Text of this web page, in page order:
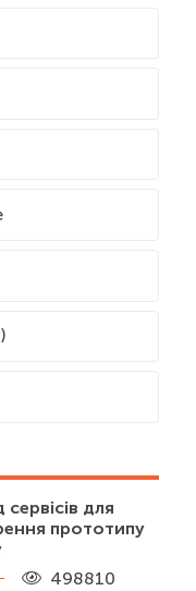
сервісів для
прототипу
498810